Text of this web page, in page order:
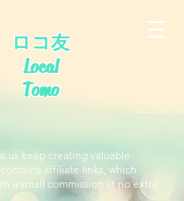
ロコ友
Local
Tomo
us keep creating valuable
affiliate links, which
a small commission at no extra